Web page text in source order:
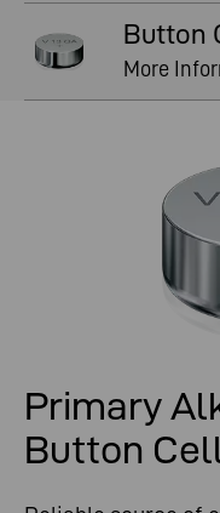
Button
More
Primary
Button